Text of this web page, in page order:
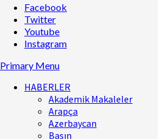
Facebook
Twitter
Youtube
Instagram
Primary Menu
HABERLER
Akademik Makaleler
Arapça
Azerbaycan
Basın